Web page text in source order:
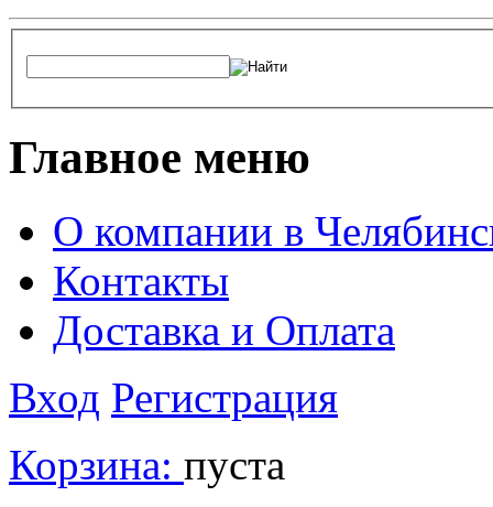
Главное меню
О компании в
Контакты
Доставка и Оплата
Вход Регистрация
Корзина: пуста